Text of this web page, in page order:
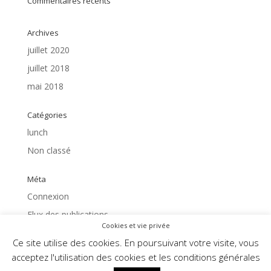
Archives
juillet 2020
juillet 2018
mai 2018
Catégories
lunch
Non classé
Méta
Connexion
Flux des publications
Cookies et vie privée
Ce site utilise des cookies. En poursuivant votre visite, vous
acceptez l'utilisation des cookies et les conditions générales